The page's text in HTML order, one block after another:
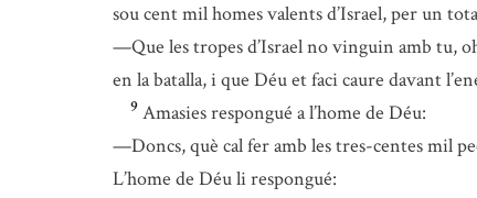
sou cent mil homes valents d’Israel, per un
—Que les tropes d’Israel no vinguin amb tu,
en la batalla, i que Déu et faci caure davant
9 Amasies respongué a l’home de Déu:
—Doncs, què cal fer amb les tres-centes mil
L’home de Déu li respongué: